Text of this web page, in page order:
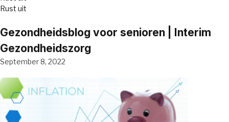
Rust uit
Gezondheidsblog voor senioren | Interim
Gezondheidszorg
September 8, 2022